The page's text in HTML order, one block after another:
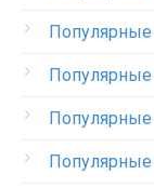
Популярные
Популярные
Популярные